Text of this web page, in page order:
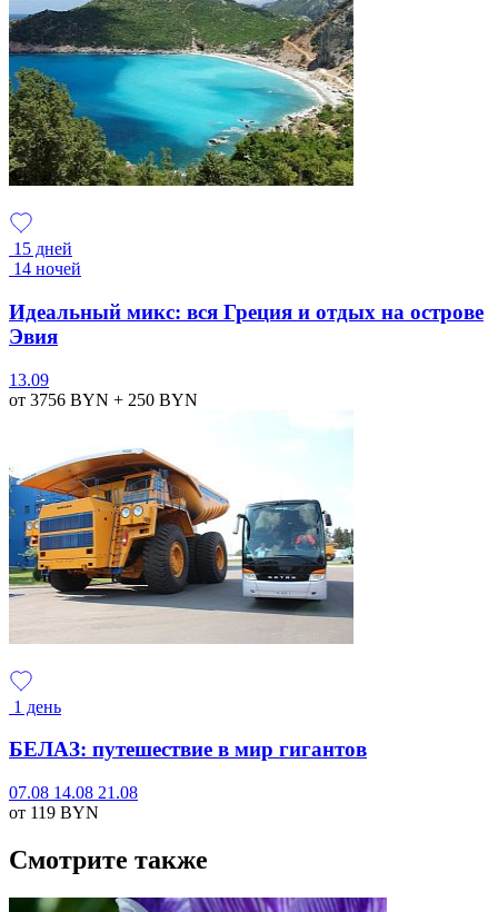
15 дней
14 ночей
Идеальный микс: вся Греция и отдых на острове
Эвия
13.09
от 3756 BYN + 250 BYN
1 день
БЕЛАЗ: путешествие в мир гигантов
07.08 14.08 21.08
от 119 BYN
Смотрите также